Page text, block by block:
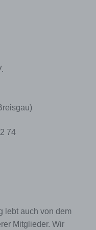
74
lebt auch von dem
Mitglieder. Wir